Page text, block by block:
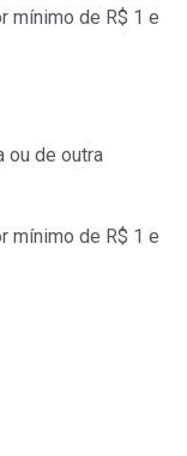
mínimo de R$ 1 e
ou de outra
mínimo de R$ 1 e